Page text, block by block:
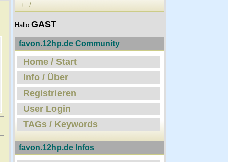
+
/
Hallo GAST
favon.12hp.de Community
Home / Start
Info / Über
Registrieren
User Login
TAGs / Keywords
favon.12hp.de Infos